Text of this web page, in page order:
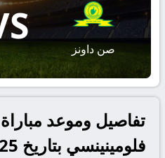
صن داونز
تفاصيل وموعد